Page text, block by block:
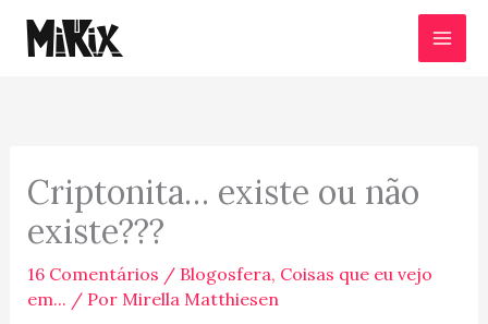
para
Criptonita… existe ou não
existe???
16 Comentários / Blogosfera, Coisas que eu vejo
em... / Por Mirella Matthiesen